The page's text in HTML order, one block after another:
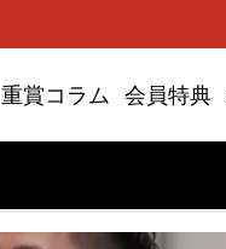
重賞コラム 会員特典